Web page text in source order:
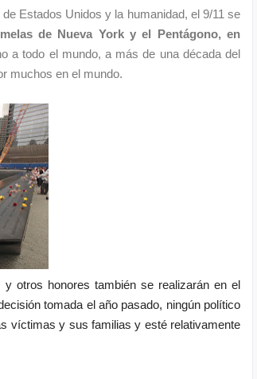
Estados Unidos y la humanidad, el 9/11 se
de Nueva York y el Pentágono, en
a todo el mundo,a más de una década del
muchos en el mundo.
otros honores también se realizarán en el
tomada el año pasado, ningún político
víctimas y sus familias y esté relativamente